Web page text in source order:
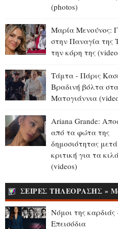
Αύγουστος 05, 2026
τον Δία που
τον Χριστό για...
followers» (video)
ΔΥΠΑ: Επιπλέον
επιδοτούμενες
ανέργων 55 ετών
Αύγουστος 05, 2026
13 και 15
στην Ίμβρο για τον
επέτειο των 65
Ιερωσύνης του
Πατριάρχου
Αύγουστος 05, 2026
(photos)
Μαρία Μενούνος:
στην Παναγία της
την κόρη της
Τάμτα - Πάρις
Βραδινή βόλτα στα
Ματογιάννια
Ariana Grande:
από τα φώτα της
δημοσιότητας
κριτική για τα
(videos)
ΣΕΙΡΕΣ ΤΗΛΕΟΡΑΣΗΣ »
Νόμοι της καρδιάς
Επεισόδια